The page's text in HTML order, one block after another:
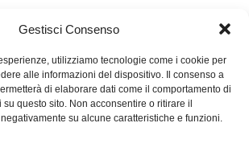
Gestisci Consenso
utilizziamo tecnologie come i cookie per
alle informazioni del dispositivo. Il consenso a
di elaborare dati come il comportamento di
questo sito. Non acconsentire o ritirare il
su alcune caratteristiche e funzioni.
o correggere testi in lingua straniera. Al
il test più temuto da tutti,
iscritti, ero lo scritto di inglese. Sarei
oggi è ancora un esame così temuto o se